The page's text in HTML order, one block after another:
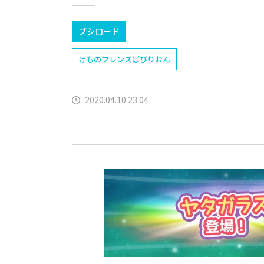
ブシロード
けものフレンズぱびりおん
2020.04.10 23:04